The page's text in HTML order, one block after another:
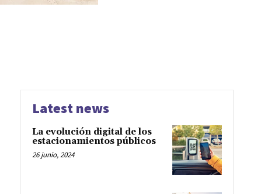
Latest news
La evolución digital de los
estacionamientos públicos
26 junio, 2024